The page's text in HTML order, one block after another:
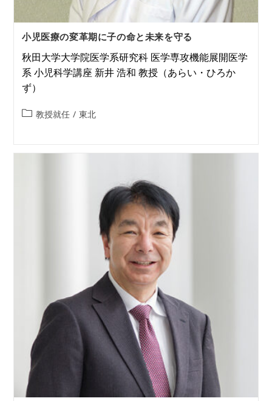
小児医療の変革期に子の命と未来を守る
秋田大学大学院医学系研究科 医学専攻機能展開医学
系 小児科学講座 新井 浩和 教授（あらい・ひろか
ず）
教授就任 / 東北